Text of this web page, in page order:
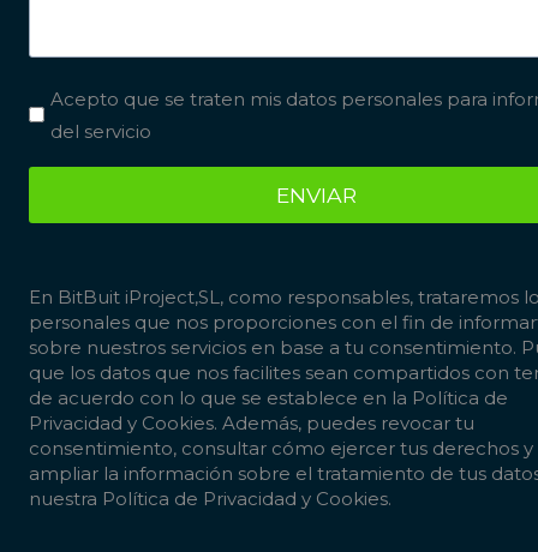
Acepto que se traten mis datos personales para
del servicio
ENVIAR
En BitBuit iProject,SL, como responsables, trataremos
personales que nos proporciones con el fin de
sobre nuestros servicios en base a tu consentimiento.
que los datos que nos facilites sean compartidos con
de acuerdo con lo que se establece en la Política de
Privacidad y Cookies. Además, puedes revocar tu
consentimiento, consultar cómo ejercer tus derechos y
ampliar la información sobre el tratamiento de tus
nuestra Política de Privacidad y Cookies.